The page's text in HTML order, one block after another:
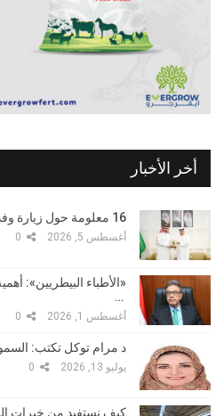
أخر الأخبار
16 معلومة حول زيارة وفد الهيئة العربية للإستثمار…
أغسطس 5, 2026
«الأطباء البيطريين»:
…
أغسطس 1, 2026
د مرام توكل تكتب:
يوليو 13, 2026
كيف نستفيد من خبرات